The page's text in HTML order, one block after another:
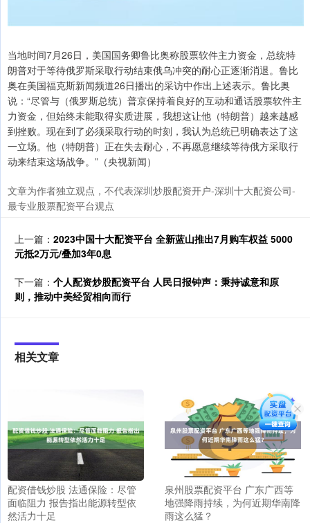
当地时间7月26日，美国国务卿鲁比奥称股票软件主力资金，总统特
朗普对于等待俄罗斯采取行动结束俄乌冲突的耐心正逐渐消退。鲁比
奥在美国福克斯新闻频道26日播出的采访中作出上述表示。鲁比奥
说：“尽管与（俄罗斯总统）普京保持着良好的互动和通话股票软件主
力资金，但始终未能取得实质进展，我想这让他（特朗普）越来越感
到挫败。现在到了必须采取行动的时刻，我认为总统已明确表达了这
一立场。他（特朗普）正在失去耐心，不再愿意继续等待俄方采取行
动来结束这场战争。”（央视新闻）
文章为作者独立观点，不代表深圳炒股配资开户-深圳十大配资公司-
最专业股票配资平台观点
上一篇： 2023中国十大配资平台 全新蓝山推出7月购车权益 5000
元抵2万元/叠加3年0息
下一篇： 个人配资炒股配资平台 人民日报钟声：秉持诚意和原
则，推动中美经贸相向而行
相关文章
配资借钱炒股 法通保险：尽管
面临阻力 报告指出能源转型依
然活力十足
泉州股票配资平台 广东广西等
地强降雨持续，为何近期华南降
雨这么猛？